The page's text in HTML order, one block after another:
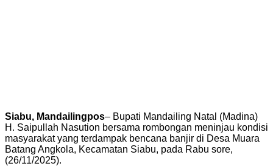
Siabu, Mandailingpos– Bupati Mandailing Natal (Madina)
H. Saipullah Nasution bersama rombongan meninjau kondisi
masyarakat yang terdampak bencana banjir di Desa Muara
Batang Angkola, Kecamatan Siabu, pada Rabu sore,
(26/11/2025).